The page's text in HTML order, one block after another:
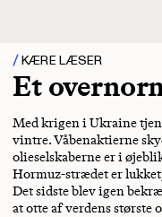
KÆRE LÆSER
Et
Med krigen i Ukraine
vintre. Våbenaktierne
olieselskaberne er i
Hormuz-strædet er
Det sidste blev igen
at otte af verdens største